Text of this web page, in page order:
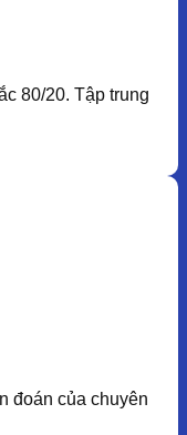
80/20. Tập trung
đoán của chuyên